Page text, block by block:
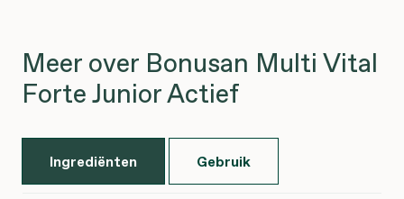
Meer over Bonusan Multi Vital
Forte Junior Actief
Ingrediënten Gebruik